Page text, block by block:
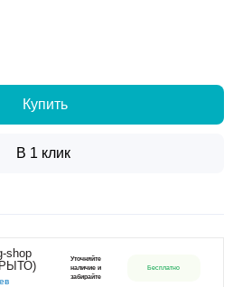
Купить
В 1 клик
shop
Уточняйте
наличие и
забирайте
Бесплатно